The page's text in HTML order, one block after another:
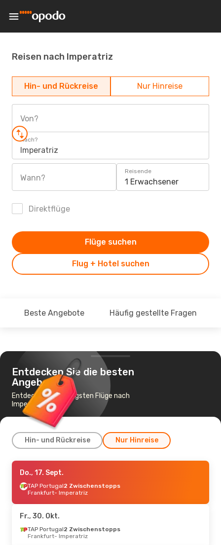
Reisen nach Imperatriz
Hin- und Rückreise Nur Hinreise
Von?
Nach?
Imperatriz
Wann?
Reisende
1 Erwachsener
Direktflüge
Flug + Hotel suchen
Flüge suchen
Beste Angebote Häufig gestellte Fragen
Entdecken Sie die besten
Angebote
Entdecke die günstigsten Flüge nach
Imperatriz
Hin- und Rückreise Nur Hinreise
Sa., 31. Okt.- Sa., 31. Okt.
LATAM Airlines Direkt
São Paulo - Imperatriz
Imperatriz- São Paulo
Do., 1. Okt.- So., 4. Okt.
Do., 17. Sept.
TAP Portugal2 Zwischenstopps
Frankfurt- Imperatriz
Fr., 30. Okt.
TAP Portugal2 Zwischenstopps
Frankfurt- Imperatriz